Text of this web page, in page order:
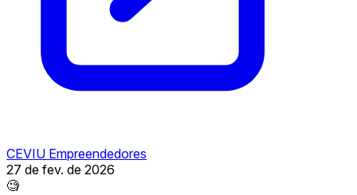
CEVIU Empreendedores
27 de fev. de 2026
🧐